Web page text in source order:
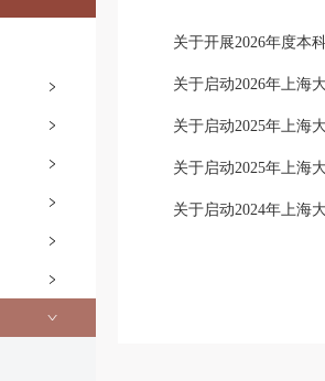
关于开展2026年度本
关于启动2026年上海
关于启动2025年上海
关于启动2025年上海
关于启动2024年上海